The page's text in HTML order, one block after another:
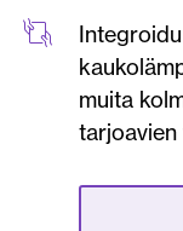
muita
tarjoavien